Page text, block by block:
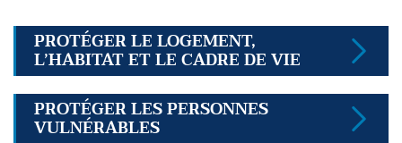
PROTÉGER LE LOGEMENT,
L’HABITAT ET LE CADRE DE VIE
PROTÉGER LES PERSONNES
VULNÉRABLES